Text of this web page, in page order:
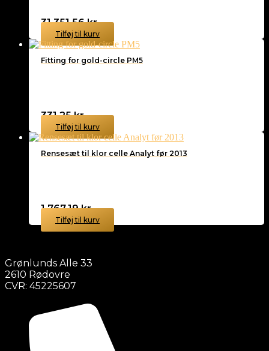
31.351,56kr.
Tilføj til kurv
Fitting for gold-circle PM5
331,25kr.
Tilføj til kurv
Rensesæt til klor celle Analyt før 2013
1.767,19kr.
Tilføj til kurv
Grønlunds Alle 33
2610 Rødovre
CVR: 45225607